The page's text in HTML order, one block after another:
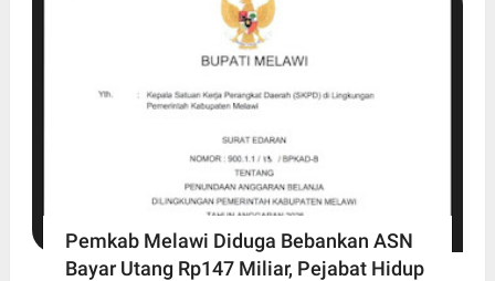
Pemkab Melawi Diduga Bebankan ASN
Bayar Utang Rp147 Miliar, Pejabat Hidup